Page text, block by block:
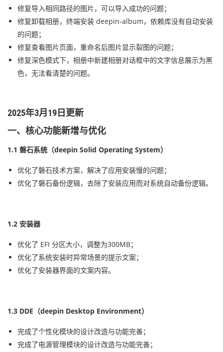
修复导入相同路径的图片，可以导入成功的问题；
修复卸载相册，终端安装 deepin-album，依赖库没有自动安装
的问题；
修复查看图片页面，重命名后图片显示裂图的问题；
修复深色模式下，相册中新建相册对话框中的文字信息展示为黑
色，无法看清楚的问题。
2025年3月19日更新
一、核心功能新增与优化
1.1 磐石系统（deepin Solid Operating System）
优化了磐石技术方案，解决了应用安装慢的问题；
优化了磐石备份逻辑，去除了安装应用而对系统自动备份逻辑。
1.2 安装器
优化了 EFI 分区大小，调整为300MB；
优化了系统安装时异常场景的提示文案；
优化了安装器界面的文案内容。
1.3 DDE（deepin Desktop Environment）
完成了个性化模块的设计改造与功能完善；
完成了电源管理模块的设计改造与功能完善；